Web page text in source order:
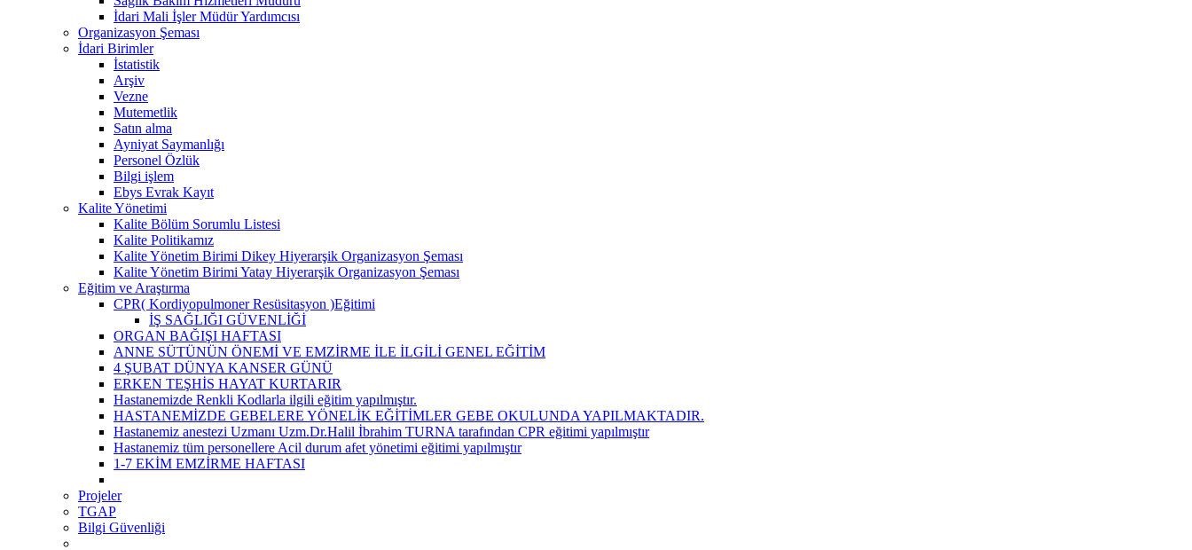
İdari Mali İşler Müdür Yardımcısı
Organizasyon Şeması
İdari Birimler
İstatistik
Arşiv
Vezne
Mutemetlik
Satın alma
Ayniyat Saymanlığı
Personel Özlük
Bilgi işlem
Ebys Evrak Kayıt
Kalite Yönetimi
Kalite Bölüm Sorumlu Listesi
Kalite Politikamız
Kalite Yönetim Birimi Dikey Hiyerarşik Organizasyon Şeması
Kalite Yönetim Birimi Yatay Hiyerarşik Organizasyon Şeması
Eğitim ve Araştırma
CPR( Kordiyopulmoner Resüsitasyon )Eğitimi
İŞ SAĞLIĞI GÜVENLİĞİ
ORGAN BAĞIŞI HAFTASI
ANNE SÜTÜNÜN ÖNEMİ VE EMZİRME İLE İLGİLİ GENEL EĞİTİM
4 ŞUBAT DÜNYA KANSER GÜNÜ
ERKEN TEŞHİS HAYAT KURTARIR
Hastanemizde Renkli Kodlarla ilgili eğitim yapılmıştır.
HASTANEMİZDE GEBELERE YÖNELİK EĞİTİMLER GEBE OKULUNDA YAPILMAKTADIR.
Hastanemiz anestezi Uzmanı Uzm.Dr.Halil İbrahim TURNA tarafından CPR eğitimi yapılmıştır
Hastanemiz tüm personellere Acil durum afet yönetimi eğitimi yapılmıştır
1-7 EKİM EMZİRME HAFTASI
Projeler
TGAP
Bilgi Güvenliği